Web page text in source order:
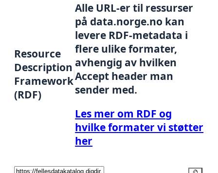
Resource
Description
Framework
(RDF)
Alle URL-er til ressurser
på data.norge.no kan
levere RDF-metadata i
flere ulike formater,
avhengig av hvilken
Accept header man
sender med.
Les mer om RDF og
hvilke formater vi støtter
her